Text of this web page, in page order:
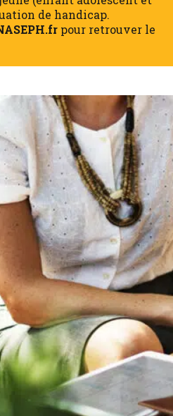
de handicap.
pour retrouver le